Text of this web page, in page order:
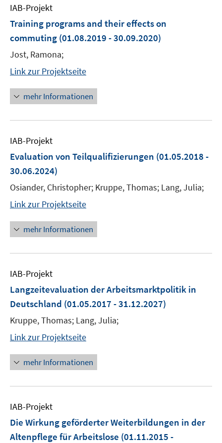
IAB-Projekt
Training programs and their effects on
commuting (01.08.2019 - 30.09.2020)
Jost, Ramona;
Link zur Projektseite
mehr Informationen
IAB-Projekt
Evaluation von Teilqualifizierungen (01.05.2018 -
30.06.2024)
Osiander, Christopher; Kruppe, Thomas; Lang, Julia;
Link zur Projektseite
mehr Informationen
IAB-Projekt
Langzeitevaluation der Arbeitsmarktpolitik in
Deutschland (01.05.2017 - 31.12.2027)
Kruppe, Thomas; Lang, Julia;
Link zur Projektseite
mehr Informationen
IAB-Projekt
Die Wirkung geförderter Weiterbildungen in der
Altenpflege für Arbeitslose (01.11.2015 -